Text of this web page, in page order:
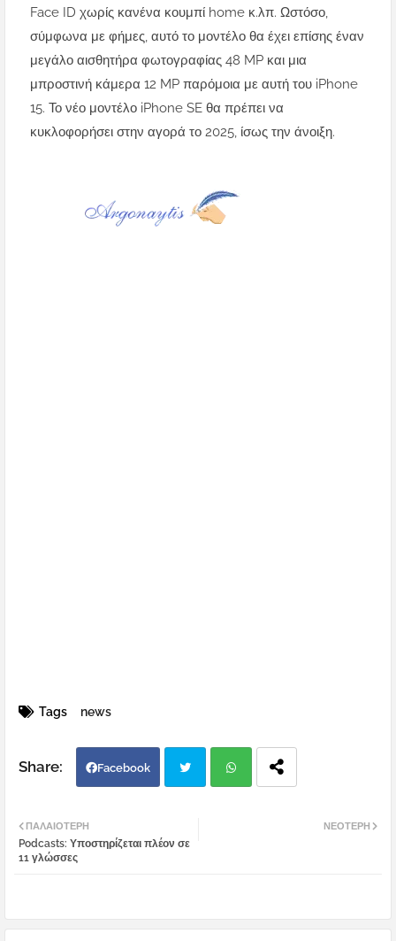
Face ID χωρίς κανένα κουμπί home κ.λπ. Ωστόσο,
σύμφωνα με φήμες, αυτό το μοντέλο θα έχει επίσης έναν
μεγάλο αισθητήρα φωτογραφίας 48 MP και μια
μπροστινή κάμερα 12 MP παρόμοια με αυτή του iPhone
15. Το νέο μοντέλο iPhone SE θα πρέπει να
κυκλοφορήσει στην αγορά το 2025, ίσως την άνοιξη.
Tags news
Facebook
tter
ΝΕΌΤΕΡΗ
ΠΑΛΑΙΌΤΕΡΗ
Podcasts: Υποστηρίζεται πλέον σε
11 γλώσσες